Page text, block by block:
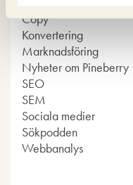
Copy
Konvertering
Marknadsföring
Nyheter om Pineberry
SEO
SEM
Sociala medier
Sökpodden
Webbanalys